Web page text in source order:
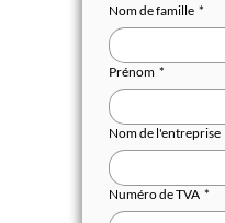
Nom de famille *
Prénom *
Nom de l'entreprise
Numéro de TVA *